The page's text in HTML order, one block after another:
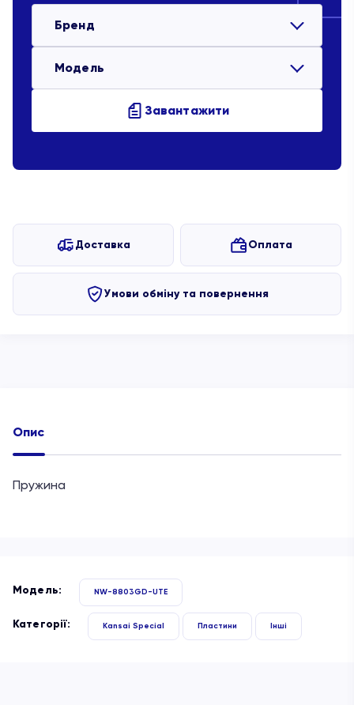
Бренд
Модель
Завантажити
Доставка Оплата
Умови обміну та повернення
Опис
Пружина
Модель: NW-8803GD-UTE
Категорії: Kansai Special Пластини Інші